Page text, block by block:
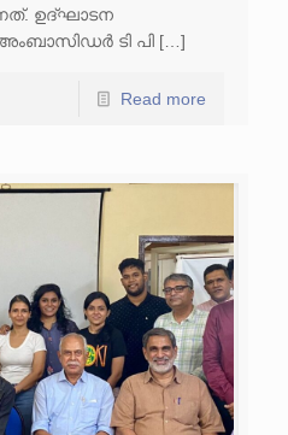
ഉദ്ഘാടന
ടി പി […]
Read more